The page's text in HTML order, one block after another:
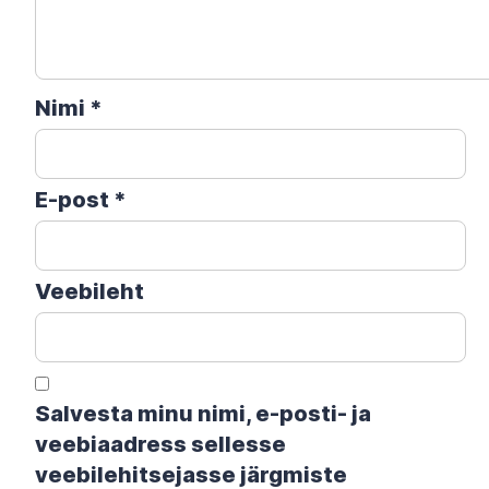
Nimi *
E-post *
Veebileht
Salvesta minu nimi, e-posti- ja
veebiaadress sellesse
veebilehitsejasse järgmiste